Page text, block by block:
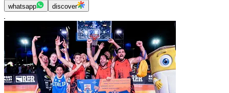
whatsapp discover